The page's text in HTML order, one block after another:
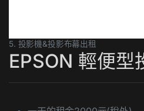
5. 投影機&投影布幕出租
EPSON 輕便型